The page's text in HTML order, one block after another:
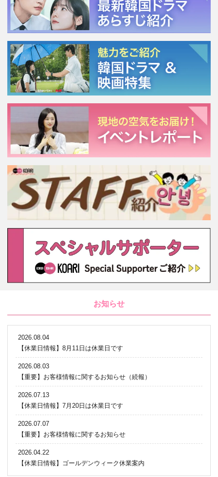
お知らせ
2026.08.04
【休業日情報】8月11日は休業日です
2026.08.03
【重要】お客様情報に関するお知らせ（続報）
2026.07.13
【休業日情報】7月20日は休業日です
2026.07.07
【重要】お客様情報に関するお知らせ
2026.04.22
【休業日情報】ゴールデンウィーク休業案内